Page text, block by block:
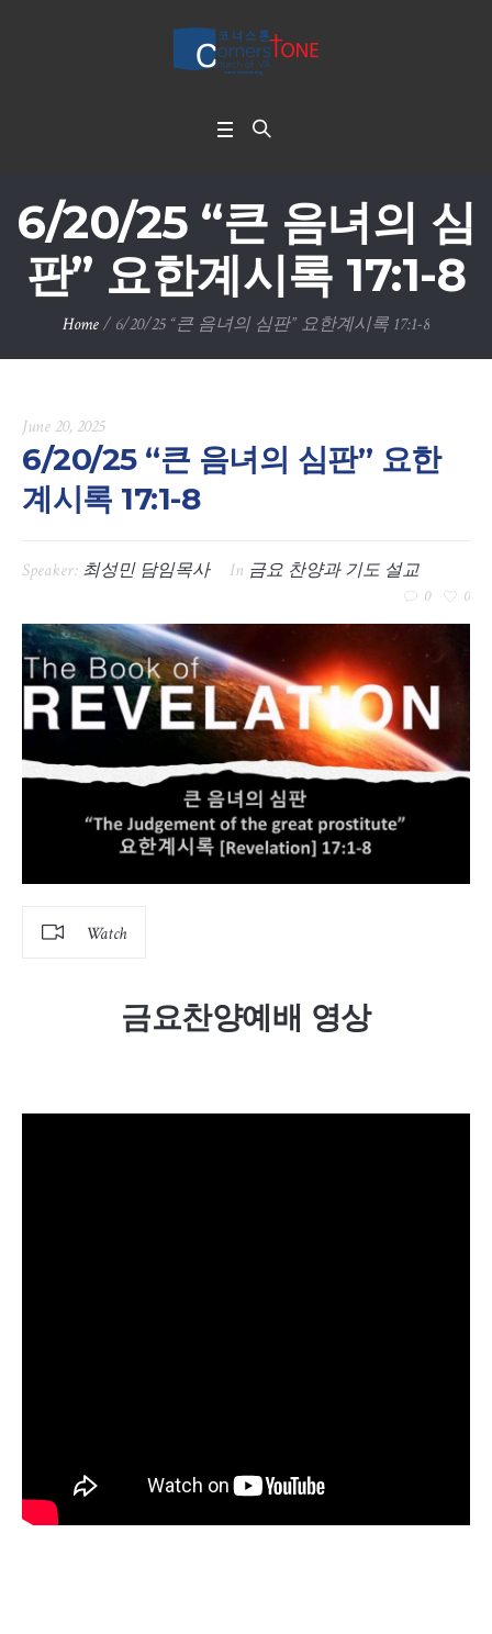
6/20/25 “큰 음녀의 심
판” 요한계시록 17:1-8
Home/ 6/20/25 “큰 음녀의 심판” 요한계시록 17:1-8
June 20, 2025
6/20/25 “큰 음녀의 심판” 요한
계시록 17:1-8
Speaker: 최성민 담임목사 In 금요 찬양과 기도 설교
0 0
Watch
금요찬양예배 영상